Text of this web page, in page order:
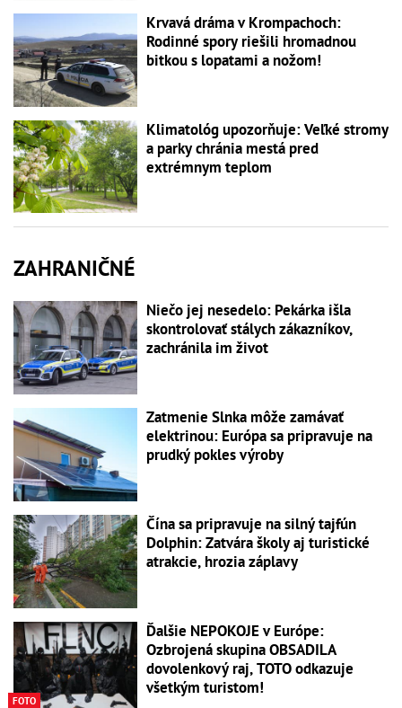
Krvavá dráma v Krompachoch:
Rodinné spory riešili hromadnou
bitkou s lopatami a nožom!
Klimatológ upozorňuje: Veľké stromy
a parky chránia mestá pred
extrémnym teplom
ZAHRANIČNÉ
Niečo jej nesedelo: Pekárka išla
skontrolovať stálych zákazníkov,
zachránila im život
Zatmenie Slnka môže zamávať
elektrinou: Európa sa pripravuje na
prudký pokles výroby
Čína sa pripravuje na silný tajfún
Dolphin: Zatvára školy aj turistické
atrakcie, hrozia záplavy
FOTO
Ďalšie NEPOKOJE v Európe:
Ozbrojená skupina OBSADILA
dovolenkový raj, TOTO odkazuje
všetkým turistom!